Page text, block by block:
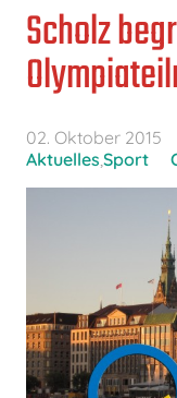
Scholz
02. Oktober 2015
Aktuelles Sport